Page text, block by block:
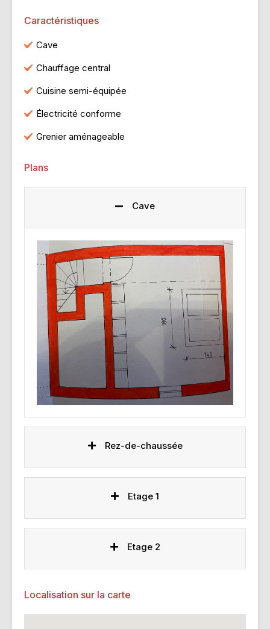
Caractéristiques
Cave
Chauffage central
Cuisine semi-équipée
Électricité conforme
Grenier aménageable
Plans
Cave
Rez-de-chaussée
Etage 1
Etage 2
Localisation sur la carte